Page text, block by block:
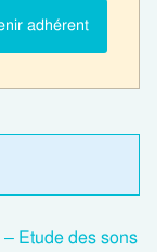
adhérent
Etude des sons